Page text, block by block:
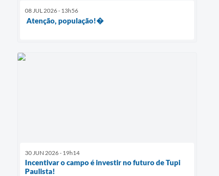
08 JUL 2026 - 13h56
Atenção, população!�
30 JUN 2026 - 19h14
Incentivar o campo é investir no futuro de Tupi
Paulista!